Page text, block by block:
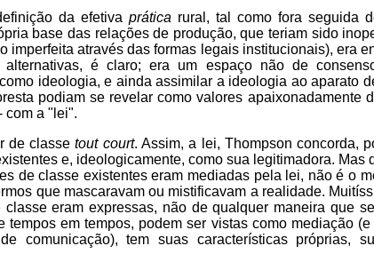
da efetiva prática rural, tal como fora seguida
base das relações de produção, que teriam sido
imperfeita através das formas legais institucionais), era
alternativas, é claro; era um espaço não de
ideologia, e ainda assimilar a ideologia ao aparato
podiam se revelar como valores apaixonadamente
com a "lei".
de classetout court. Assim, a lei, Thompson concorda,
e, ideologicamente, como sua legitimadora.
de classe existentes eram mediadas pela lei, não é o
que mascaravam ou mistificavam a realidade.
eram expressas, não de qualquer maneira que
tempos em tempos, podem ser vistas como mediação
comunicação), tem suas características próprias,